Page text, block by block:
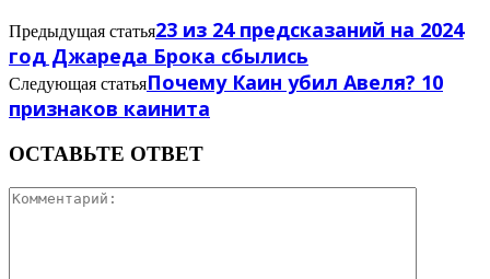
Предыдущая статья23 из 24 предсказаний на 2024
год Джареда Брока сбылись
Следующая статьяПочему Каин убил Авеля? 10
признаков каинита
ОСТАВЬТЕ ОТВЕТ